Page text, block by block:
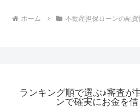
ホーム 不動産担保ローンの融資
ランキング順で選ぶ♪審査が
ンで確実にお金を